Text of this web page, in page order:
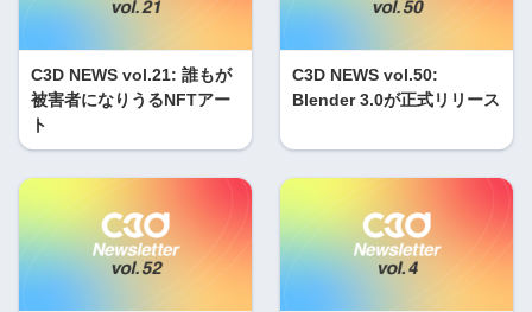
C3D NEWS vol.21: 誰もが
被害者になりうるNFTアー
ト
C3D NEWS vol.50:
Blender 3.0が正式リリース